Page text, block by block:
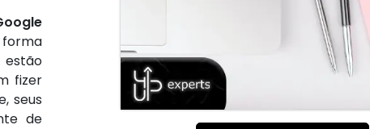
fizer
seus
de